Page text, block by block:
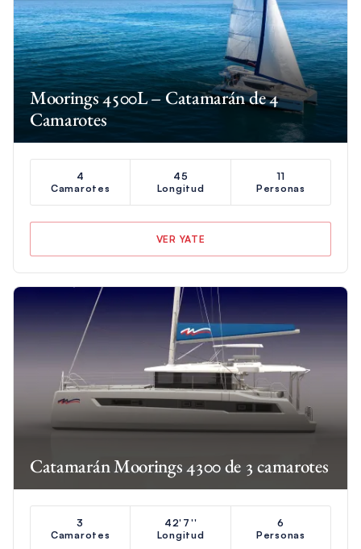
Moorings 4500L – Catamarán de 4
Camarotes
4
Camarotes
45
Longitud
11
Personas
VER YATE
Catamarán Moorings 4300 de 3 camarotes
3
Camarotes
42'7''
Longitud
6
Personas